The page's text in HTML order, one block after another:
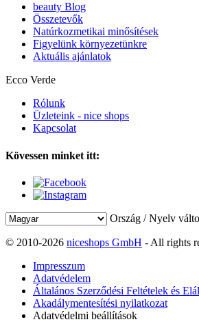
beauty Blog
Összetevők
Natúrkozmetikai minősítések
Figyelünk környezetünkre
Aktuális ajánlatok
Ecco Verde
Rólunk
Üzleteink - nice shops
Kapcsolat
Kövessen minket itt:
Ország / Nyelv
© 2010-2026 niceshops GmbH - All rights
Impresszum
Adatvédelem
Általános Szerződési Feltételek és
Akadálymentesítési nyilatkozat
Adatvédelmi beállítások